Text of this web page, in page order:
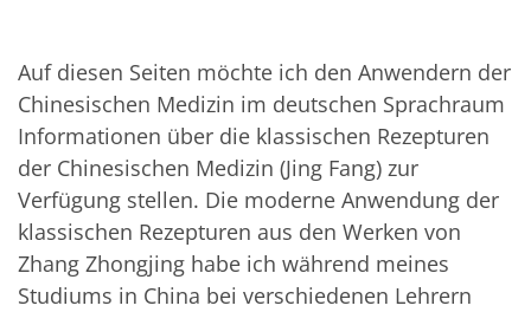
Auf diesen Seiten möchte ich den Anwendern der
Chinesischen Medizin im deutschen Sprachraum
Informationen über die klassischen Rezepturen
der Chinesischen Medizin (Jing Fang) zur
Verfügung stellen. Die moderne Anwendung der
klassischen Rezepturen aus den Werken von
Zhang Zhongjing habe ich während meines
Studiums in China bei verschiedenen Lehrern